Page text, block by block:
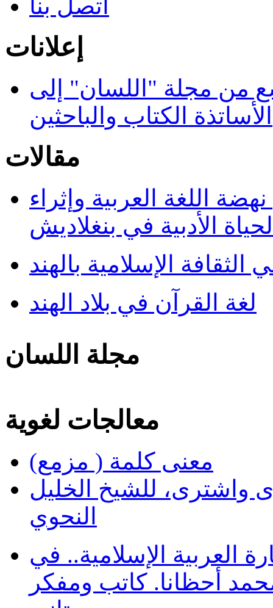
اتصل بنا
إعلانات
من مجلة "اللسان" إلى
الأساتذة الكتاب والباحثين
مقالات
اللغة العربية وإثراء
الأدبية في بنغلاديش
الثقافة الإسلامية بالهند
لغة القرآن في بلاد الهند
مجلة اللسان
معالجات لغوية
معنى كلمة ( مزمع)
واشترى، للشيخ الخليل
النحوي
العربية الإسلامية.. في
أحظانا. كاتب ومفكر